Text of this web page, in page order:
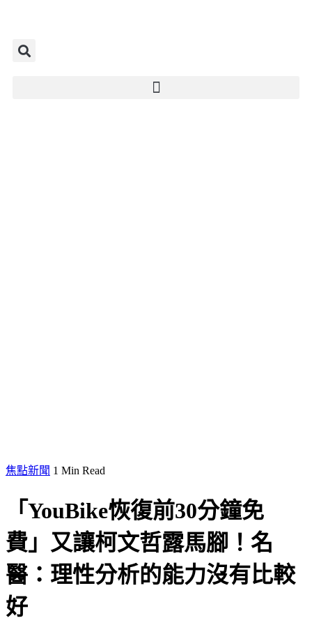
焦點新聞 1 Min Read
「YouBike恢復前30分鐘免
費」又讓柯文哲露馬腳！名
醫：理性分析的能力沒有比較
好